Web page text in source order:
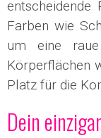
entscheidende
Farben wie
um eine
Körperflächen
Platz für die
Dein